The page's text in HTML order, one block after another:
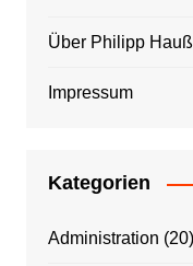
Über Philipp
Impressum
Kategorien
Administration (20)